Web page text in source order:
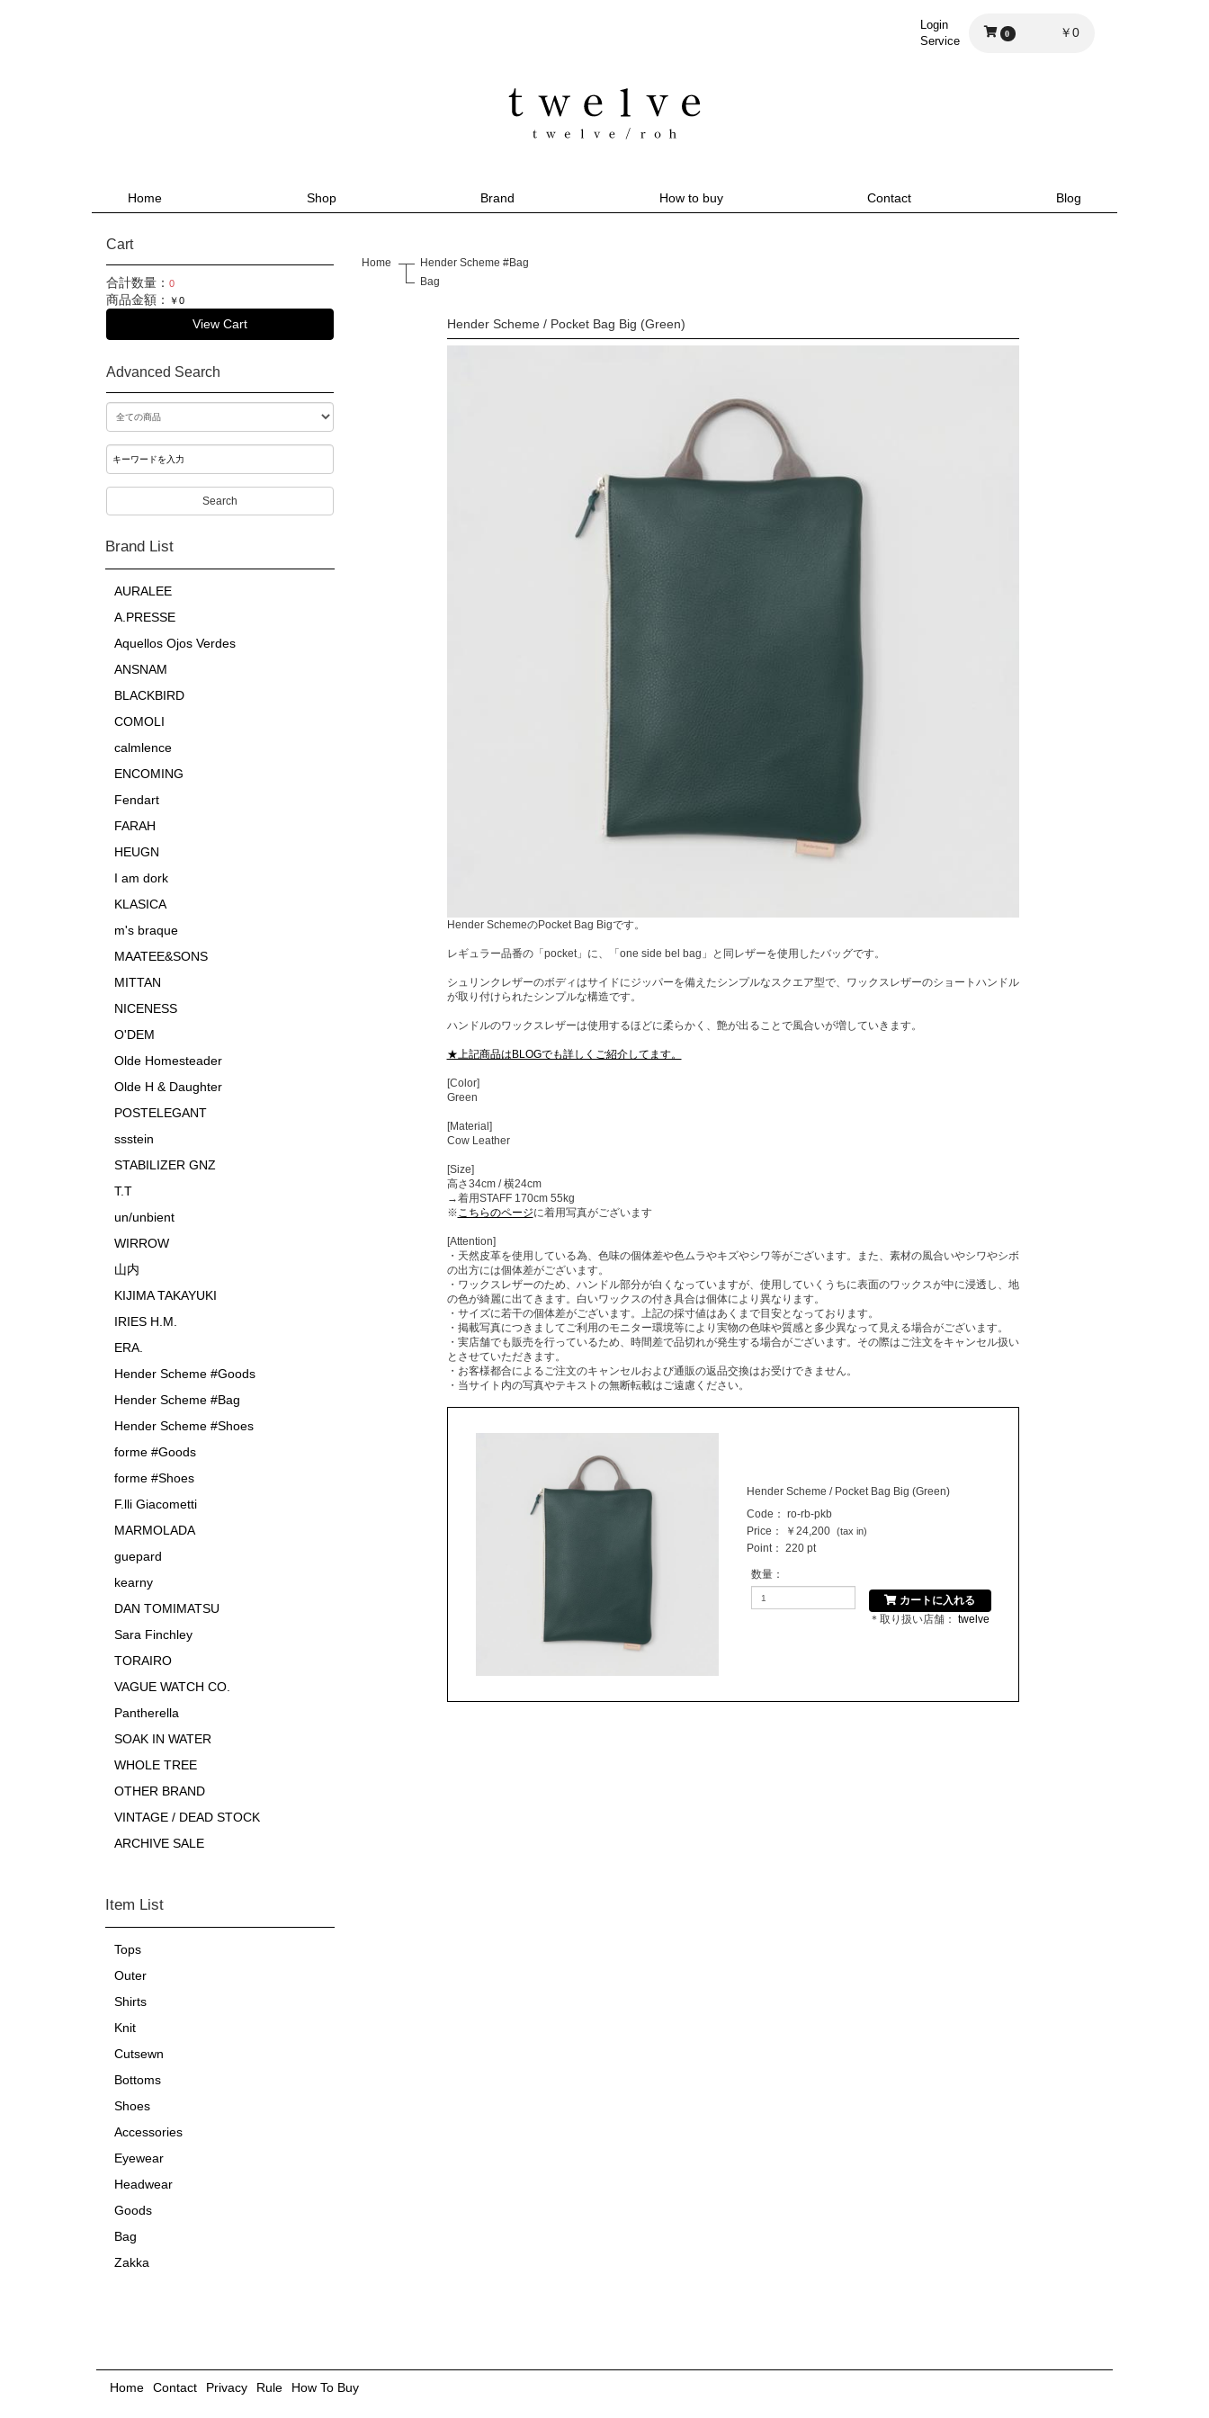
Login
Service
0 ￥0
Home Shop Brand How to buy Contact Blog
Cart
合計数量： 0
商品金額： ￥0
View Cart
Advanced Search
Search
Brand List
AURALEE
A.PRESSE
Aquellos Ojos Verdes
ANSNAM
BLACKBIRD
COMOLI
calmlence
ENCOMING
Fendart
FARAH
HEUGN
I am dork
KLASICA
m's braque
MAATEE&SONS
MITTAN
NICENESS
O'DEM
Olde Homesteader
Olde H & Daughter
POSTELEGANT
ssstein
STABILIZER GNZ
T.T
un/unbient
WIRROW
山内
KIJIMA TAKAYUKI
IRIES H.M.
ERA.
Hender Scheme #Goods
Hender Scheme #Bag
Hender Scheme #Shoes
forme #Goods
forme #Shoes
F.lli Giacometti
MARMOLADA
guepard
kearny
DAN TOMIMATSU
Sara Finchley
TORAIRO
VAGUE WATCH CO.
Pantherella
SOAK IN WATER
WHOLE TREE
OTHER BRAND
VINTAGE / DEAD STOCK
ARCHIVE SALE
Item List
Tops
Outer
Shirts
Knit
Cutsewn
Bottoms
Shoes
Accessories
Eyewear
Headwear
Goods
Bag
Zakka
Home
Hender Scheme #Bag
Bag
Hender Scheme / Pocket Bag Big (Green)
Hender SchemeのPocket Bag Bigです。
レギュラー品番の「pocket」に、「one side bel bag」と同レザーを使用したバッグです。
シュリンクレザーのボディはサイドにジッパーを備えたシンプルなスクエア型で、ワックスレザーのショートハンドル
が取り付けられたシンプルな構造です。
ハンドルのワックスレザーは使用するほどに柔らかく、艶が出ることで風合いが増していきます。
★上記商品はBLOGでも詳しくご紹介してます。
[Color]
Green
[Material]
Cow Leather
[Size]
高さ34cm / 横24cm
→着用STAFF 170cm 55kg
※こちらのページに着用写真がございます
[Attention]
・天然皮革を使用している為、色味の個体差や色ムラやキズやシワ等がございます。また、素材の風合いやシワやシボ
の出方には個体差がございます。
・ワックスレザーのため、ハンドル部分が白くなっていますが、使用していくうちに表面のワックスが中に浸透し、地
の色が綺麗に出てきます。白いワックスの付き具合は個体により異なります。
・サイズに若干の個体差がございます。上記の採寸値はあくまで目安となっております。
・掲載写真につきましてご利用のモニター環境等により実物の色味や質感と多少異なって見える場合がございます。
・実店舗でも販売を行っているため、時間差で品切れが発生する場合がございます。その際はご注文をキャンセル扱い
とさせていただきます。
・お客様都合によるご注文のキャンセルおよび通販の返品交換はお受けできません。
・当サイト内の写真やテキストの無断転載はご遠慮ください。
Hender Scheme / Pocket Bag Big (Green)
Code： ro-rb-pkb
Price：
￥24,200 (tax in)
Point： 220 pt
数量：
カートに入れる
＊取り扱い店舗： twelve
Home Contact Privacy Rule How To Buy